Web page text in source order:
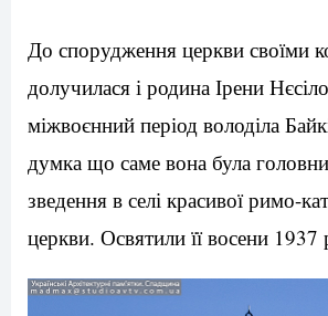
До спорудження церкви своїми
долучилася і родина Ірени
міжвоєнний період володіла
думка що саме вона була
зведення в селі красивої римо-
церкви. Освятили її восени 1937